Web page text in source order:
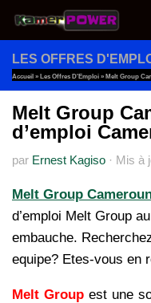
Au dessous du
LES OFFRES
Accueil » Les Offres D'Emploi » Melt Group
Melt Group
d’emploi
par Ernest Kagiso · Mis à
Melt Group
d’emploi Melt Group
embauche.
equipe? Etes-vous en
Melt Group est une